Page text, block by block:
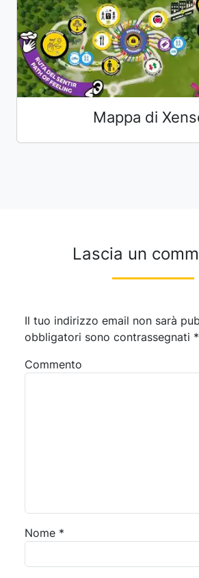
Mappa di
Lascia un
Il tuo indirizzo email non sarà
obbligatori sono contrassegnati *
Commento
Nome *